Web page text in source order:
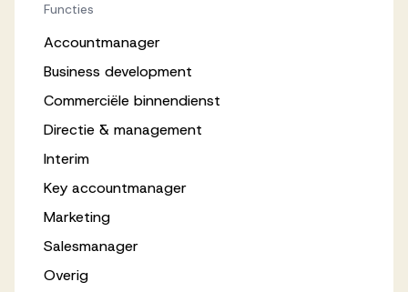
Functies
Accountmanager
Business development
Commerciële binnendienst
Directie & management
Interim
Key accountmanager
Marketing
Salesmanager
Overig